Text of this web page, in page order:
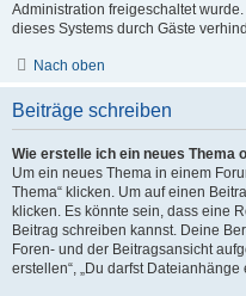
Administration freigeschaltet
dieses Systems durch Gäste
Nach oben
Beiträge schreiben
Wie erstelle ich ein neues Thema
Um ein neues Thema in einem
Thema“ klicken. Um auf einen
klicken. Es könnte sein, dass eine
Beitrag schreiben kannst. Deine
Foren- und der Beitragsansicht
erstellen“, „Du darfst Dateianhänge